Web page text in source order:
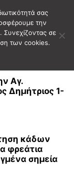
2024
Αγ.
Δημήτριος 1-
κάδων
φρεάτια
σημεία
σας
την
Συνεχίζοντας σε
των cookies.